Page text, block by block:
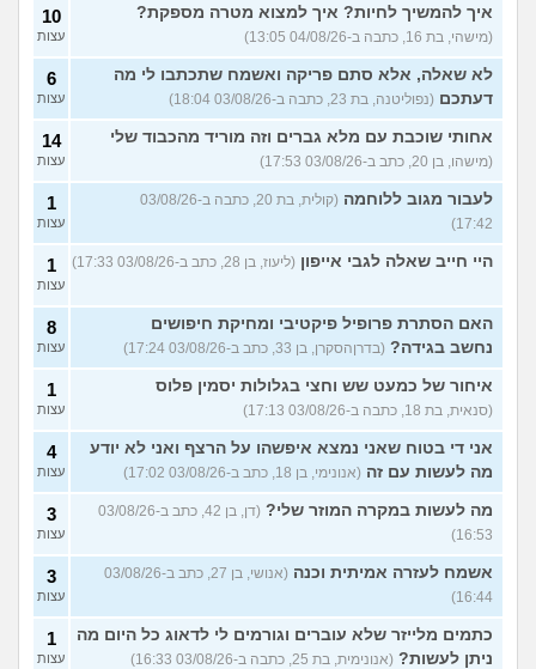
איך להמשיך לחיות? איך למצוא מטרה מספקת?
(מישהי, בת 16, כתבה ב-04/08/26 13:05)
10
עצות
לא שאלה, אלא סתם פריקה ואשמח שתכתבו לי מה
דעתכם (נפוליטנה, בת 23, כתבה ב-03/08/26 18:04)
6
עצות
אחותי שוכבת עם מלא גברים וזה מוריד מהכבוד שלי
(מישהו, בן 20, כתב ב-03/08/26 17:53)
14
עצות
לעבור מגוב ללוחמה
(קולית, בת 20, כתבה ב-03/08/26
17:42)
1
עצות
היי חייב שאלה לגבי אייפון (ליעוז, בן 28, כתב ב-03/08/26 17:33) 1
עצות
האם הסתרת פרופיל פיקטיבי ומחיקת חיפושים
נחשב בגידה? (בדרןהסקרן, בן 33, כתב ב-03/08/26 17:24)
8
עצות
איחור של כמעט שש וחצי בגלולות יסמין פלוס
(סנאית, בת 18, כתבה ב-03/08/26 17:13)
1
עצות
אני די בטוח שאני נמצא איפשהו על הרצף ואני לא יודע
מה לעשות עם זה (אנונימי, בן 18, כתב ב-03/08/26 17:02)
4
עצות
מה לעשות במקרה המוזר שלי?
(דן, בן 42, כתב ב-03/08/26
16:53)
3
עצות
אשמח לעזרה אמיתית וכנה
(אנושי, בן 27, כתב ב-03/08/26
16:44)
3
עצות
כתמים מלייזר שלא עוברים וגורמים לי לדאוג כל היום מה
ניתן לעשות? (אנונימית, בת 25, כתבה ב-03/08/26 16:33)
1
עצות